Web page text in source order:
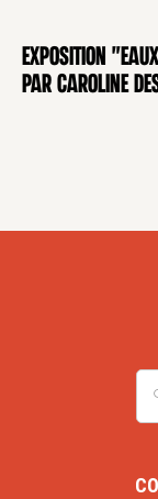
EXPOSITION
Exposition
par Caroline